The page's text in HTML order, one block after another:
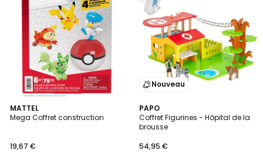
MATTEL
Mega Coffret construction
19,67 €
Nouveau
PAPO
Coffret Figurines - Hôpital de la
brousse
54,95 €